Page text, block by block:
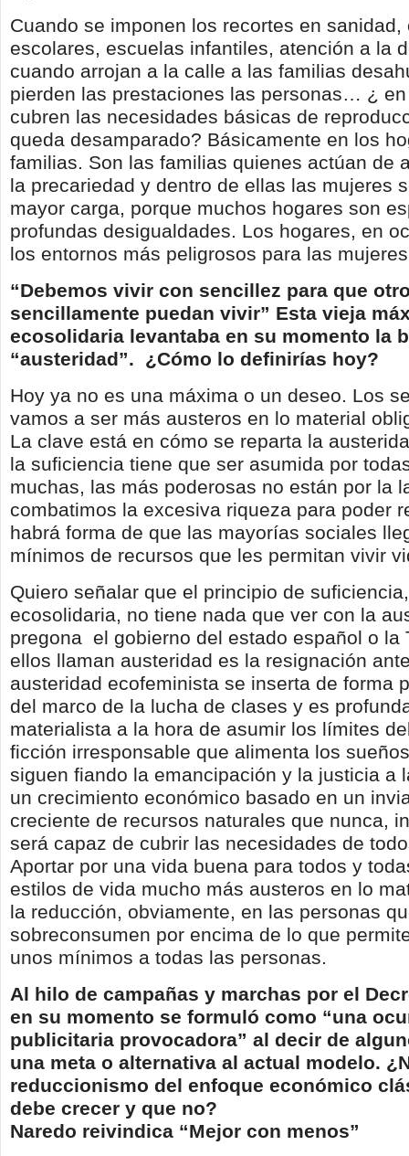
Cuando se imponen los recortes en sanidad,
escolares, escuelas infantiles, atención a la
cuando arrojan a la calle a las familias
pierden las prestaciones las personas… ¿
cubren las necesidades básicas de
queda desamparado? Básicamente en los
familias. Son las familias quienes actúan de
la precariedad y dentro de ellas las mujeres
mayor carga, porque muchos hogares son
profundas desigualdades. Los hogares, en
los entornos más peligrosos para las
“Debemos vivir con sencillez para que
sencillamente puedan vivir” Esta vieja
ecosolidaria levantaba en su momento la
“austeridad”. ¿Cómo lo definirías hoy?
Hoy ya no es una máxima o un deseo. Los
vamos a ser más austeros en lo material
La clave está en cómo se reparta la
la suficiencia tiene que ser asumida por
muchas, las más poderosas no están por la
combatimos la excesiva riqueza para poder
habrá forma de que las mayorías sociales
mínimos de recursos que les permitan vivir
Quiero señalar que el principio de
ecosolidaria, no tiene nada que ver con la
pregona el gobierno del estado español o la
ellos llaman austeridad es la resignación
austeridad ecofeminista se inserta de forma
del marco de la lucha de clases y es
materialista a la hora de asumir los límites
ficción irresponsable que alimenta los
siguen fiando la emancipación y la justicia a
un crecimiento económico basado en un
creciente de recursos naturales que nunca,
será capaz de cubrir las necesidades de
Aportar por una vida buena para todos y
estilos de vida mucho más austeros en lo
la reducción, obviamente, en las personas
sobreconsumen por encima de lo que
unos mínimos a todas las personas.
Al hilo de campañas y marchas por el
en su momento se formuló como “una
publicitaria provocadora” al decir de
una meta o alternativa al actual modelo.
reduccionismo del enfoque económico
debe crecer y que no?
Naredo reivindica “Mejor con menos”